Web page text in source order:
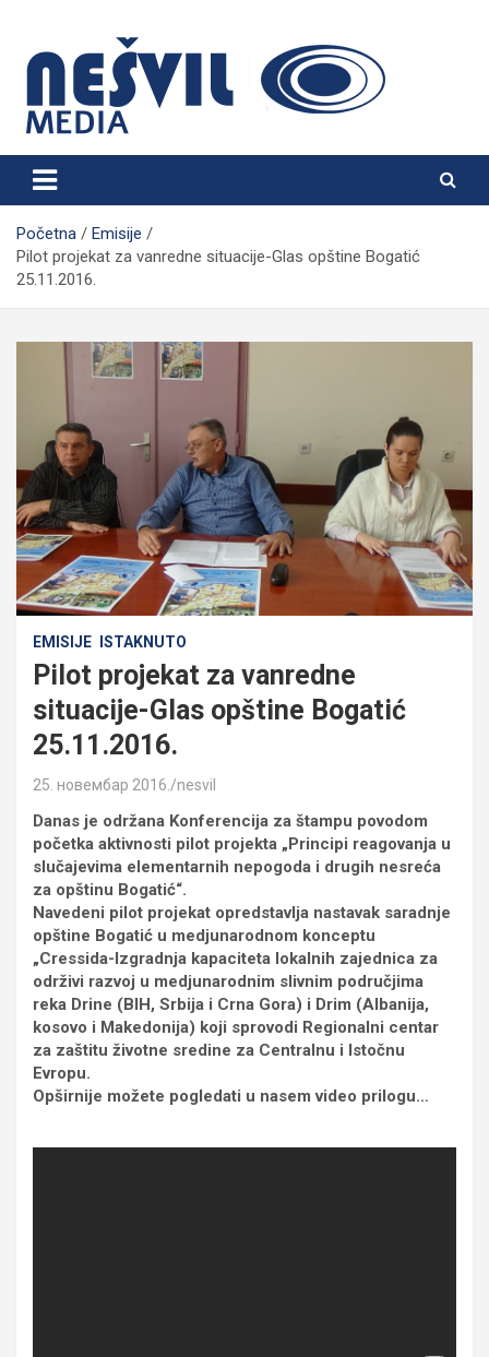
content
Nešvil Media Bogatić
Početna
Emisije
Pilot projekat za vanredne situacije-Glas opštine Bogatić
25.11.2016.
EMISIJE ISTAKNUTO
Pilot projekat za vanredne
situacije-Glas opštine Bogatić
25.11.2016.
25. новембар 2016. nesvil
Danas je održana Konferencija za štampu povodom
početka aktivnosti pilot projekta „Principi reagovanja u
slučajevima elementarnih nepogoda i drugih nesreća
za opštinu Bogatić“.
Navedeni pilot projekat opredstavlja nastavak saradnje
opštine Bogatić u medjunarodnom konceptu
„Cressida-Izgradnja kapaciteta lokalnih zajednica za
održivi razvoj u medjunarodnim slivnim područjima
reka Drine (BIH, Srbija i Crna Gora) i Drim (Albanija,
kosovo i Makedonija) koji sprovodi Regionalni centar
za zaštitu životne sredine za Centralnu i Istočnu
Evropu.
Opširnije možete pogledati u nasem video prilogu…